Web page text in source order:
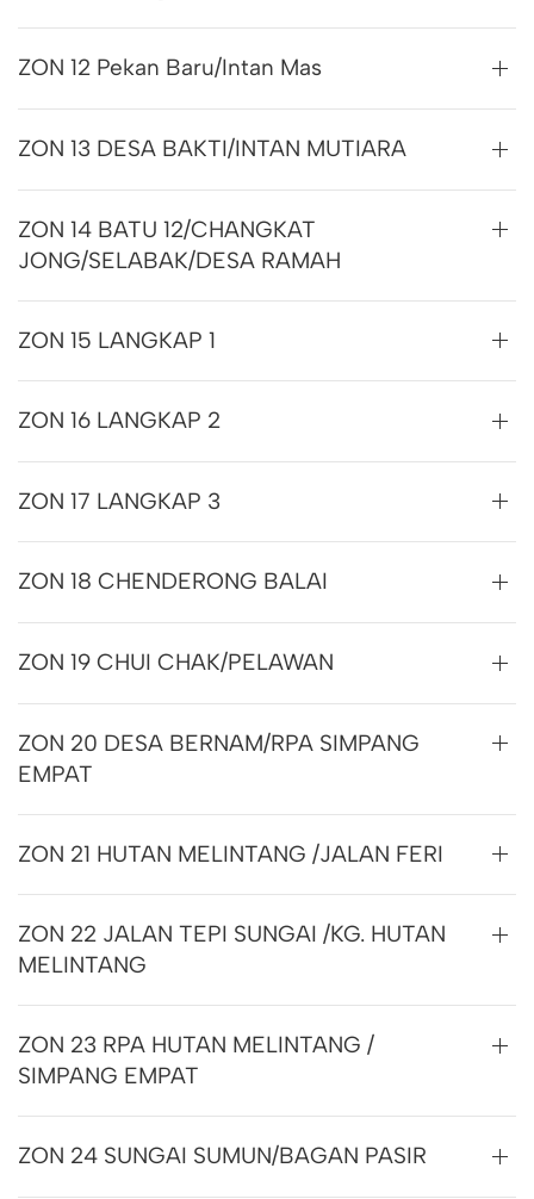
ZON 12 Pekan Baru/Intan Mas
ZON 13 DESA BAKTI/INTAN MUTIARA
ZON 14 BATU 12/CHANGKAT
JONG/SELABAK/DESA RAMAH
ZON 15 LANGKAP 1
ZON 16 LANGKAP 2
ZON 17 LANGKAP 3
ZON 18 CHENDERONG BALAI
ZON 19 CHUI CHAK/PELAWAN
ZON 20 DESA BERNAM/RPA SIMPANG
EMPAT
ZON 21 HUTAN MELINTANG /JALAN FERI
ZON 22 JALAN TEPI SUNGAI /KG. HUTAN
MELINTANG
ZON 23 RPA HUTAN MELINTANG /
SIMPANG EMPAT
ZON 24 SUNGAI SUMUN/BAGAN PASIR